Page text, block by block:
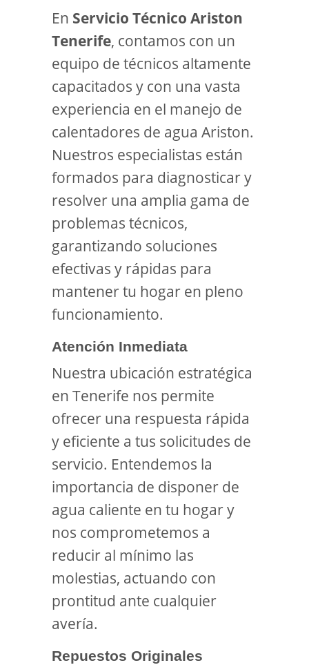
En Servicio Técnico Ariston
Tenerife, contamos con un
equipo de técnicos altamente
capacitados y con una vasta
experiencia en el manejo de
calentadores de agua Ariston.
Nuestros especialistas están
formados para diagnosticar y
resolver una amplia gama de
problemas técnicos,
garantizando soluciones
efectivas y rápidas para
mantener tu hogar en pleno
funcionamiento.
Atención Inmediata
Nuestra ubicación estratégica
en Tenerife nos permite
ofrecer una respuesta rápida
y eficiente a tus solicitudes de
servicio. Entendemos la
importancia de disponer de
agua caliente en tu hogar y
nos comprometemos a
reducir al mínimo las
molestias, actuando con
prontitud ante cualquier
avería.
Repuestos Originales